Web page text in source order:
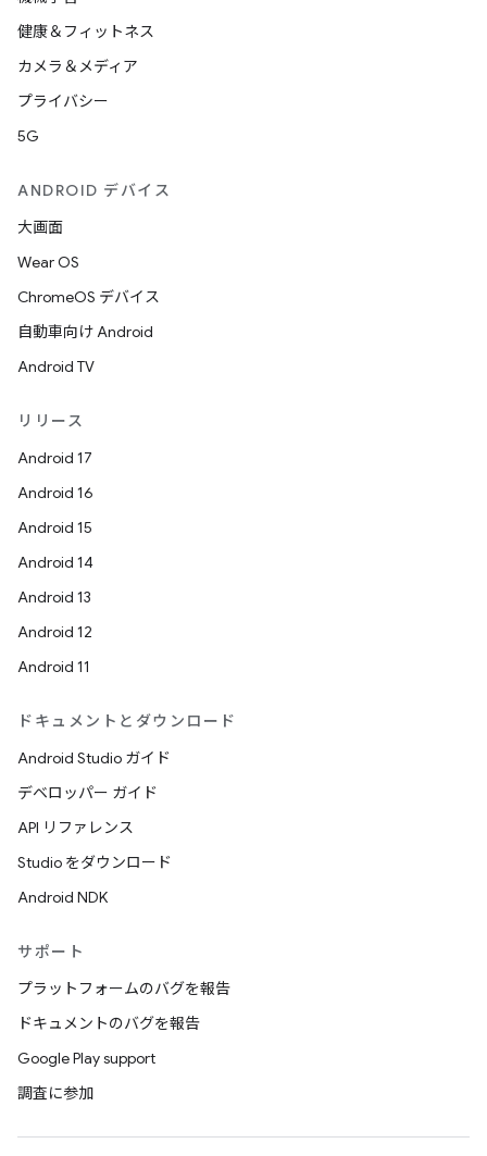
健康＆フィットネス
カメラ＆メディア
プライバシー
5G
ANDROID デバイス
大画面
Wear OS
ChromeOS デバイス
自動車向け Android
Android TV
リリース
Android 17
Android 16
Android 15
Android 14
Android 13
Android 12
Android 11
ドキュメントとダウンロード
Android Studio ガイド
デベロッパー ガイド
API リファレンス
Studio をダウンロード
Android NDK
サポート
プラットフォームのバグを報告
ドキュメントのバグを報告
Google Play support
調査に参加